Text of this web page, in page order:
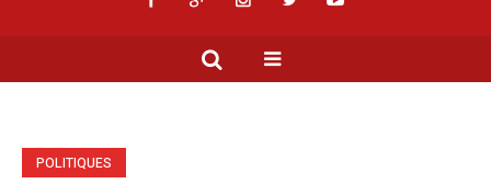
POLITIQUES